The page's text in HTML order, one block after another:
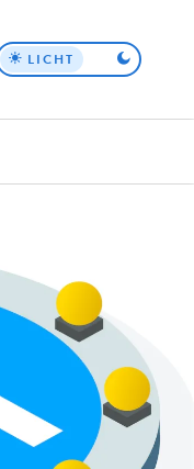
Top
LICHT